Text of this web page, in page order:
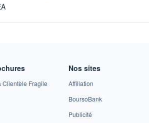
Clientèle Fragile
Nos sites
Affiliation
BoursoBank
Publicité